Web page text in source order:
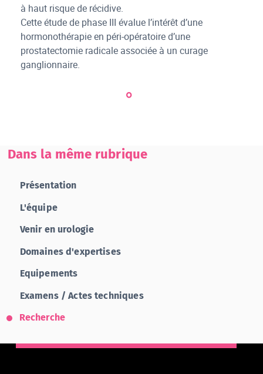
à haut risque de récidive.
Cette étude de phase III évalue l’intérêt d’une
hormonothérapie en péri-opératoire d’une
prostatectomie radicale associée à un curage
ganglionnaire.
Dans la même rubrique
Présentation
L'équipe
Venir en urologie
Domaines d'expertises
Equipements
Examens / Actes techniques
Recherche